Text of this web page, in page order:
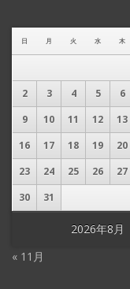
2026年8月
日 月 火 水 木
2
3 4 5 6
9
10 11 12 13
16
17 18 19 20
23
24 25 26 27
30
31
« 11月